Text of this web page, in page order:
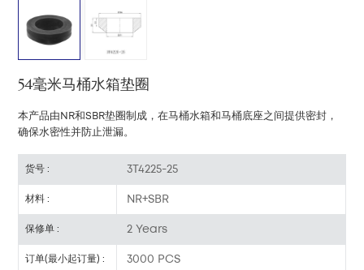
54毫米马桶水箱垫圈
本产品由NR和SBR垫圈制成，在马桶水箱和马桶底座之间提供密封，
确保水密性并防止泄漏。
货号 : 3T4225-25
材料 : NR+SBR
保修单 : 2 Years
订单(最小起订量) : 3000 PCS